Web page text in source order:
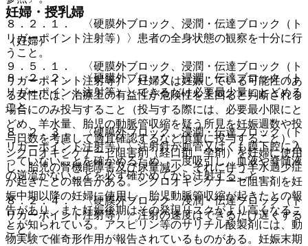
妊婦・授乳婦
（妊婦）
９．５．１． 〈硬膜外ブロック、浸潤・伝達ブロック（ト
リガーポイント注射等）〉妊婦又は妊娠している可能性のあ
る女性には、治療上の有益性が危険性を上回ると判断される
場合にのみ投与すること（投与する際には、必要最小限にと
どめ、羊水量、胎児の動脈管収縮を疑う所見を妊娠週数や投
与日数を考慮して適宜確認するなど慎重に投与すること）。
シクロオキシゲナーゼ阻害剤（経口剤、坐剤）を妊婦に使用
し、胎児の腎機能障害及び尿量減少、それに伴う羊水過少症
が起きたとの報告がある。シクロオキシゲナーゼ阻害剤を妊
娠中期以降の妊婦に使用し、胎児動脈管収縮が起きたとの報
告があり、また妊娠後期はその発現リスクがより高くなるこ
とが知られている。アスピリン等のサリチル酸製剤には、動
物実験で催奇形作用が報告されているものがある。妊娠末期
８．２．１． 〈硬膜外ブロック、浸潤・伝達ブロック（ト
リガーポイント注射等）〉患者の全身状態の観察を十分に行
うこと。
８．２．２． 〈硬膜外ブロック、浸潤・伝達ブロック（ト
リガーポイント注射等）〉できるだけ必要最少量にとどめる
こと。
８．２．３． 〈硬膜外ブロック、浸潤・伝達ブロック（ト
リガーポイント注射等）〉注射針が血管又はくも膜下腔に入
っていないことを確かめるため、一度吸引し、血液や脊髄液
の逆流がないことを必ず確かめてから注射すること。
８．２．４． 〈硬膜外ブロック、浸潤・伝達ブロック（ト
リガーポイント注射等）〉注射の速度はできるだけ遅くする
こと。